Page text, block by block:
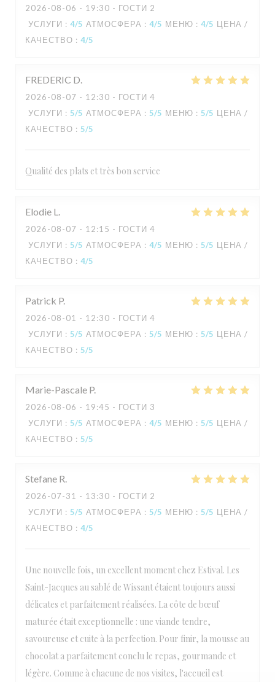
2026-08-06 - 19:30 - ГОСТИ 2
УСЛУГИ : 4/5 АТМОСФЕРА : 4/5 МЕНЮ : 4/5 ЦЕНА /
КАЧЕСТВО : 4/5
FREDERIC D
2026-08-07 - 12:30 - ГОСТИ 4
УСЛУГИ : 5/5 АТМОСФЕРА : 5/5 МЕНЮ : 5/5 ЦЕНА /
КАЧЕСТВО : 5/5
Qualité des plats et très bon service
Elodie L
2026-08-07 - 12:15 - ГОСТИ 4
УСЛУГИ : 5/5 АТМОСФЕРА : 4/5 МЕНЮ : 5/5 ЦЕНА /
КАЧЕСТВО : 4/5
Patrick P
2026-08-01 - 12:30 - ГОСТИ 4
УСЛУГИ : 5/5 АТМОСФЕРА : 5/5 МЕНЮ : 5/5 ЦЕНА /
КАЧЕСТВО : 5/5
Marie-Pascale P
2026-08-06 - 19:45 - ГОСТИ 3
УСЛУГИ : 5/5 АТМОСФЕРА : 4/5 МЕНЮ : 5/5 ЦЕНА /
КАЧЕСТВО : 5/5
Stefane R
2026-07-31 - 13:30 - ГОСТИ 2
УСЛУГИ : 5/5 АТМОСФЕРА : 5/5 МЕНЮ : 5/5 ЦЕНА /
КАЧЕСТВО : 4/5
Une nouvelle fois, un excellent moment chez Estival. Les
Saint-Jacques au sablé de Wissant étaient toujours aussi
délicates et parfaitement réalisées. La côte de bœuf
maturée était exceptionnelle : une viande tendre,
savoureuse et cuite à la perfection. Pour finir, la mousse au
chocolat a parfaitement conclu le repas, gourmande et
légère. Comme à chacune de nos visites, l'accueil est